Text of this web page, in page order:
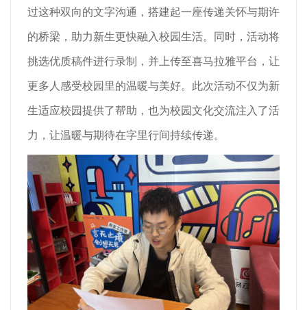
过这种双向的文字沟通，搭建起一座传递关怀与期许
的桥梁，助力新生更快融入校园生活。同时，活动将
挑选优质稿件进行录制，并上传至喜马拉雅平台，让
更多人感受校园里的温暖与美好。此次活动不仅为新
生适应校园提供了帮助，也为校园文化交流注入了活
力，让温暖与期待在字里行间持续传递。